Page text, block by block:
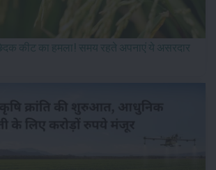
कीट का हमला! समय रहते अपनाएं ये असरदार